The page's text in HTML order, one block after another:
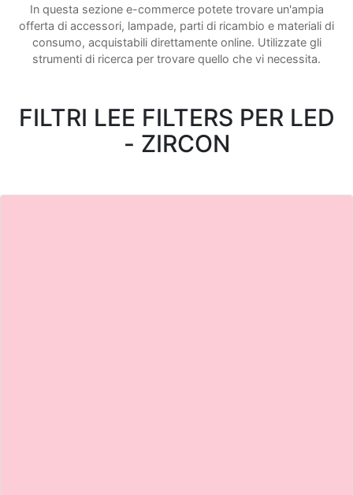
In questa sezione e-commerce potete trovare un'ampia
offerta di accessori, lampade, parti di ricambio e materiali di
consumo, acquistabili direttamente online. Utilizzate gli
strumenti di ricerca per trovare quello che vi necessita.
FILTRI LEE FILTERS PER LED
- ZIRCON